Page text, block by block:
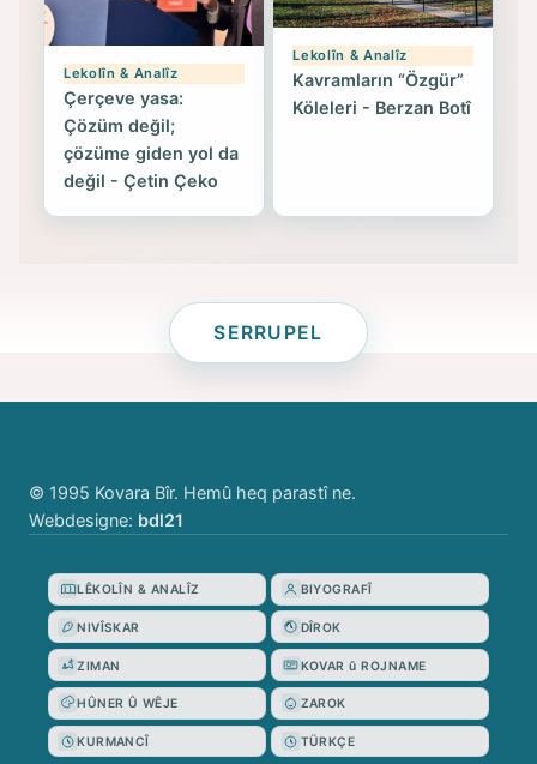
Lekolîn & Analîz
Çerçeve yasa:
Çözüm değil;
çözüme giden yol da
değil - Çetin Çeko
Lekolîn & Analîz
Kavramların “Özgür”
Köleleri - Berzan Botî
SERRUPEL
© 1995 Kovara Bîr. Hemû heq parastî ne.
Webdesigne: bdl21
LÊKOLÎN & ANALÎZ BIYOGRAFÎ
NIVÎSKAR DÎROK
ZIMAN KOVAR û ROJNAME
HÛNER Û WÊJE ZAROK
KURMANCÎ TÜRKÇE